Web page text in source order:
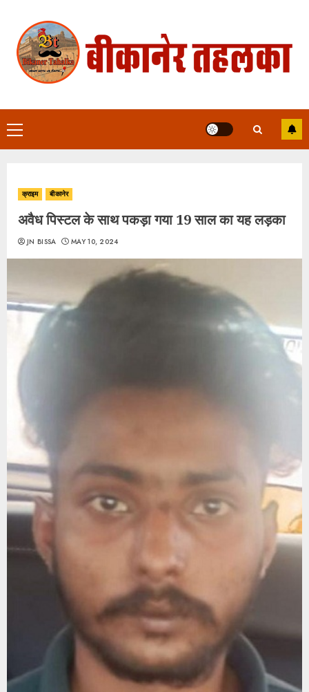
content
Primary
Menu
क्राइम बीकानेर
अवैध पिस्टल के साथ पकड़ा गया 19 साल का यह लड़का
JN BISSA MAY 10, 2024